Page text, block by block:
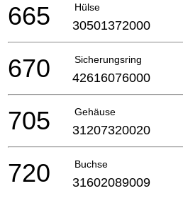
Hülse
665 30501372000
Sicherungsring
670 42616076000
Gehäuse
705 31207320020
Buchse
720 31602089009